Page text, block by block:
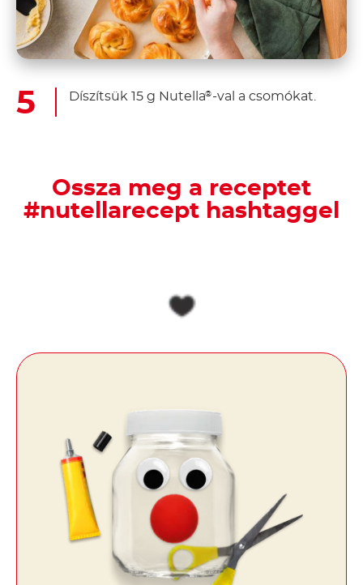
Díszítsük 15 g Nutella® -val a csomókat.
Ossza meg a receptet
#nutellarecept hashtaggel